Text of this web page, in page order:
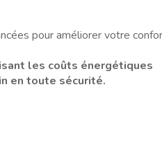
pour améliorer votre
les coûts énergétiques
en toute sécurité.